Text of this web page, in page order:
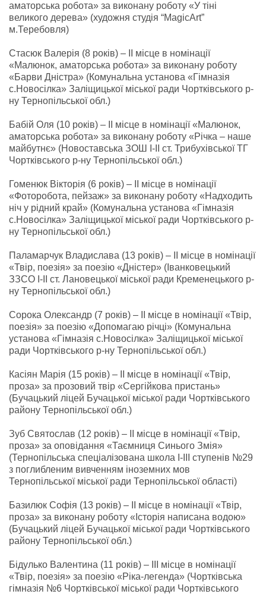
аматорська робота» за виконану роботу «У тіні
великого дерева» (художня студія “МagicArt”
м.Теребовля)
Стасюк Валерія (8 років) – II місце в номінації
«Малюнок, аматорська робота» за виконану роботу
«Барви Дністра» (Комунальна установа «Гімназія
с.Новосілка» Заліщицької міської ради Чортківського р-
ну Тернопільської обл.)
Бабій Оля (10 років) – II місце в номінації «Малюнок,
аматорська робота» за виконану роботу «Річка – наше
майбутнє» (Новоставська ЗОШ І-ІІ ст. Трибухівської ТГ
Чортківського р-ну Тернопільської обл.)
Гоменюк Вікторія (6 років) – II місце в номінації
«Фоторобота, пейзаж» за виконану роботу «Надходить
ніч у рідний край» (Комунальна установа «Гімназія
с.Новосілка» Заліщицької міської ради Чортківського р-
ну Тернопільської обл.)
Паламарчук Владислава (13 років) – ІІ місце в номінації
«Твір, поезія» за поезію «Дністер» (Іванковецький
ЗЗСО І-ІІ ст. Лановецької міської ради Кременецького р-
ну Тернопільської обл.)
Сорока Олександр (7 років) – ІІ місце в номінації «Твір,
поезія» за поезію «Допомагаю річці» (Комунальна
установа «Гімназія с.Новосілка» Заліщицької міської
ради Чортківського р-ну Тернопільської обл.)
Касіян Марія (15 років) – ІІ місце в номінації «Твір,
проза» за прозовий твір «Сергійкова пристань»
(Бучацький ліцей Бучацької міської ради Чортківського
району Тернопільської обл.)
Зуб Святослав (12 років) – ІІ місце в номінації «Твір,
проза» за оповідання «Таємниця Синього Змія»
(Тернопільська спеціалізована школа І-ІІІ ступенів №29
з поглибленим вивченням іноземних мов
Тернопільської міської ради Тернопільської області)
Базилюк Софія (13 років) – ІІ місце в номінації «Твір,
проза» за виконану роботу «Історія написана водою»
(Бучацький ліцей Бучацької міської ради Чортківського
району Тернопільської обл.)
Бідулько Валентина (11 років) – ІІІ місце в номінації
«Твір, поезія» за поезію «Ріка-легенда» (Чортківська
гімназія №6 Чортківської міської ради Чортківського